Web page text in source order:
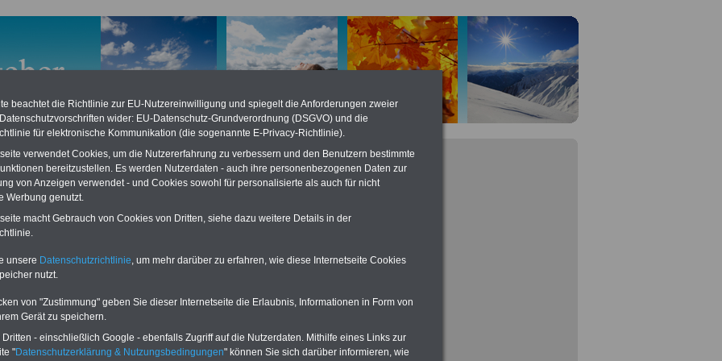
Ries: Regionale Informationen, Hotels und andere
Sehenswürdigkeiten
Ries, ist vor 15 Millionen Jahren durch den Einschlag eines Meteoriten
Der Krater mit einem Durchmesser von ca. 24 Kilometer liegt in Nordschwaben
zu langen erholsamen Wanderungen und Spaziergängen ein. Mitten in dem
liegt die ehemals freie Reichsstadt Nördlingen, hier finden Sie auch das
Museum in dem Sie mehr über die Entstehung des Kraters erfahren können.
beachtet die Richtlinie zur EU-Nutzereinwilligung und spiegelt die Anforderungen zweier
wider: EU-Datenschutz-Grundverordnung (DSGVO) und die
für elektronische Kommunikation (die sogenannte E-Privacy-Richtlinie).
verwendet Cookies, um die Nutzererfahrung zu verbessern und den Benutzern bestimmte
bereitzustellen. Es werden Nutzerdaten - auch ihre personenbezogenen Daten zur
von Anzeigen verwendet - und Cookies sowohl für personalisierte als auch für nicht
Werbung genutzt.
macht Gebrauch von Cookies von Dritten, siehe dazu weitere Details in der
unsere Datenschutzrichtlinie , um mehr darüber zu erfahren, wie diese Internetseite Cookies
nutzt.
von "Zustimmung" geben Sie dieser Internetseite die Erlaubnis, Informationen in Form von
Gerät zu speichern.
- einschließlich Google - ebenfalls Zugriff auf die Nutzerdaten. Mithilfe eines Links zur
"Datenschutzerklärung & Nutzungsbedingungen" können Sie sich darüber informieren, wie